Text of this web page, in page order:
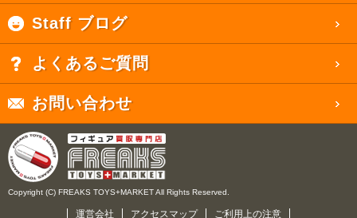
Staff ブログ
よくあるご質問
お問い合わせ
Copyright (C) FREAKS TOYS+MARKET All Rights Reserved.
運営会社 アクセスマップ ご利用上の注意